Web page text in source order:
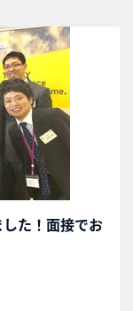
た！面接でお